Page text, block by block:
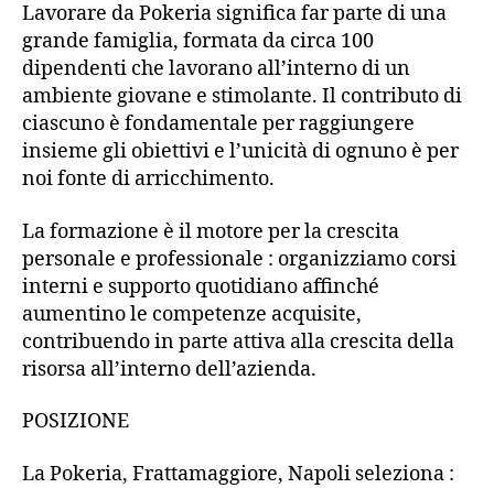
Lavorare da Pokeria significa far parte di una
grande famiglia, formata da circa 100
dipendenti che lavorano all’interno di un
ambiente giovane e stimolante. Il contributo di
ciascuno è fondamentale per raggiungere
insieme gli obiettivi e l’unicità di ognuno è per
noi fonte di arricchimento.
La formazione è il motore per la crescita
personale e professionale : organizziamo corsi
interni e supporto quotidiano affinché
aumentino le competenze acquisite,
contribuendo in parte attiva alla crescita della
risorsa all’interno dell’azienda.
POSIZIONE
La Pokeria, Frattamaggiore, Napoli seleziona :